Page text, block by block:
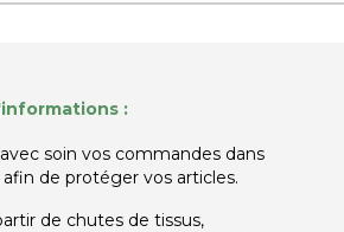
:
soin vos commandes dans
afin de protéger vos articles.
de chutes de tissus,